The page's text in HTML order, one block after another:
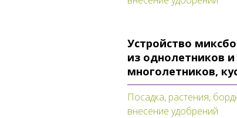
Устройство
из однолетников и
многолетников,
Посадка, растения,
внесение удобрений